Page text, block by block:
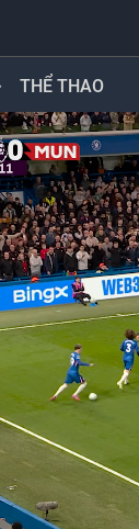
THỂ THAO